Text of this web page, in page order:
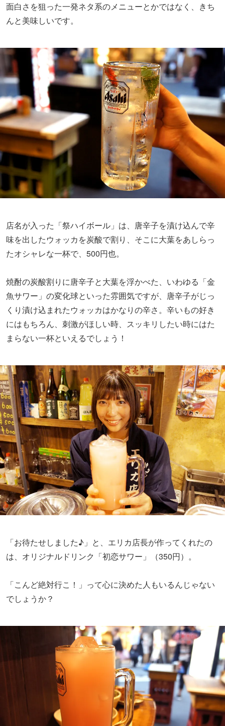
面白さを狙った一発ネタ系のメニューとかではなく、きち
んと美味しいです。
店名が入った「祭ハイボール」は、唐辛子を漬け込んで辛
味を出したウォッカを炭酸で割り、そこに大葉をあしらっ
たオシャレな一杯で、500円也。
焼酎の炭酸割りに唐辛子と大葉を浮かべた、いわゆる「金
魚サワー」の変化球といった雰囲気ですが、唐辛子がじっ
くり漬け込まれたウォッカはかなりの辛さ。辛いもの好き
にはもちろん、刺激がほしい時、スッキリしたい時にはた
まらない一杯といえるでしょう！
「お待たせしました♪」と、エリカ店長が作ってくれたの
は、オリジナルドリンク「初恋サワー」（350円）。
「こんど絶対行こ！」って心に決めた人もいるんじゃない
でしょうか？